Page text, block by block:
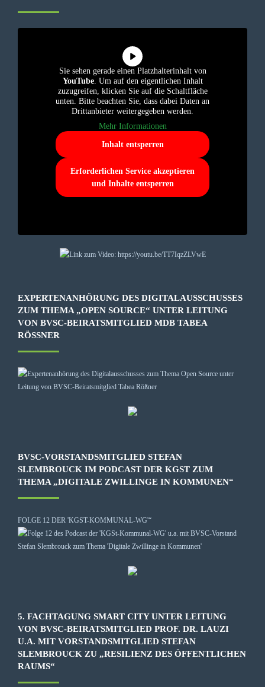
Sie sehen gerade einen Platzhalterinhalt von
YouTube. Um auf den eigentlichen Inhalt
zuzugreifen, klicken Sie auf die Schaltfläche
unten. Bitte beachten Sie, dass dabei Daten an
Drittanbieter weitergegeben werden.
Mehr Informationen
Inhalt entsperren
Erforderlichen Service akzeptieren
und Inhalte entsperren
EXPERTENANHÖRUNG DES DIGITALAUSSCHUSSES
ZUM THEMA „OPEN SOURCE“ UNTER LEITUNG
VON BVSC-BEIRATSMITGLIED MDB TABEA
RÖSSNER
BVSC-VORSTANDSMITGLIED STEFAN
SLEMBROUCK IM PODCAST DER KGST ZUM
THEMA „DIGITALE ZWILLINGE IN KOMMUNEN“
FOLGE 12 DER 'KGST-KOMMUNAL-WG'“
5. FACHTAGUNG SMART CITY UNTER LEITUNG
VON BVSC-BEIRATSMITGLIED PROF. DR. LAUZI
U.A. MIT VORSTANDSMITGLIED STEFAN
SLEMBROUCK ZU „RESILIENZ DES ÖFFENTLICHEN
RAUMS“